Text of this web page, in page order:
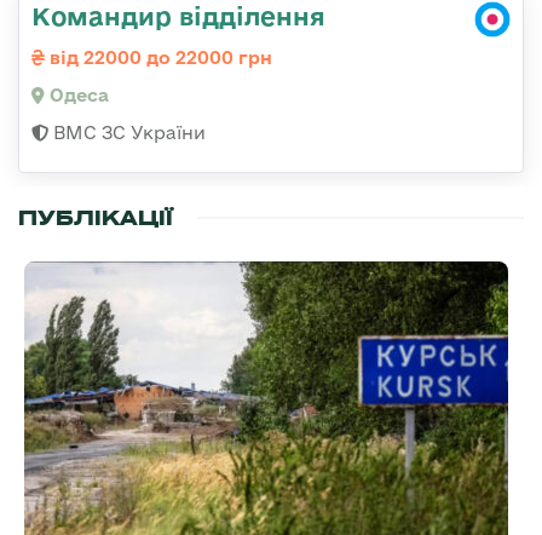
Командир відділення
від 22000 до 22000 грн
Одеса
ВМС ЗС України
ПУБЛІКАЦІЇ